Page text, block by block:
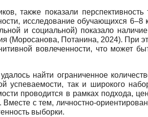
также показали
исследование обучающихся 6–8
и социальной) показало
(Моросанова, Потанина, 2024). При
вовлеченности, что может
найти ограниченное
так и широкого
проводится в рамках подхода,
с тем, личностно-
выборки.